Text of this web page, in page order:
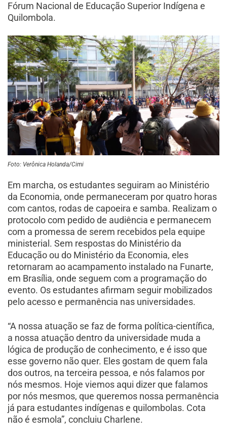
Fórum Nacional de Educação Superior Indígena e
Quilombola.
Foto: Verônica Holanda/Cimi
Em marcha, os estudantes seguiram ao Ministério
da Economia, onde permaneceram por quatro horas
com cantos, rodas de capoeira e samba. Realizam o
protocolo com pedido de audiência e permanecem
com a promessa de serem recebidos pela equipe
ministerial. Sem respostas do Ministério da
Educação ou do Ministério da Economia, eles
retornaram ao acampamento instalado na Funarte,
em Brasília, onde seguem com a programação do
evento. Os estudantes afirmam seguir mobilizados
pelo acesso e permanência nas universidades.
“A nossa atuação se faz de forma política-científica,
a nossa atuação dentro da universidade muda a
lógica de produção de conhecimento, e é isso que
esse governo não quer. Eles gostam de quem fala
dos outros, na terceira pessoa, e nós falamos por
nós mesmos. Hoje viemos aqui dizer que falamos
por nós mesmos, que queremos nossa permanência
já para estudantes indígenas e quilombolas. Cota
não é esmola”, concluiu Charlene.